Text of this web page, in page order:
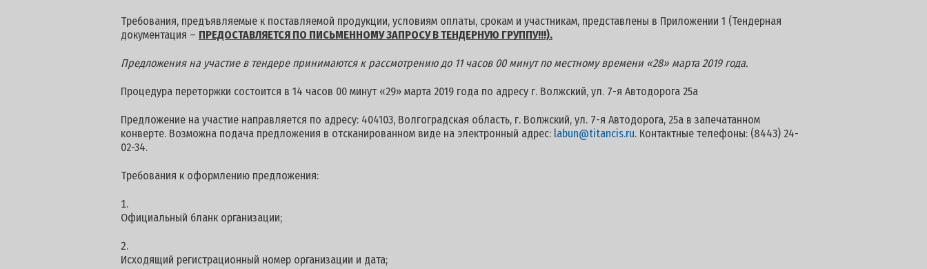
Требования, предъявляемые к поставляемой продукции, условиям оплаты, срокам и участникам, представлены в Приложении 1 (Тендерная
документация – ПРЕДОСТАВЛЯЕТСЯ ПО ПИСЬМЕННОМУ ЗАПРОСУ В ТЕНДЕРНУЮ ГРУППУ!!!).
Предложения на участие в тендере принимаются к рассмотрению до 11 часов 00 минут по местному времени «28» марта 2019 года.
Процедура переторжки состоится в 14 часов 00 минут «29» марта 2019 года по адресу г. Волжский, ул. 7-я Автодорога 25а
Предложение на участие направляется по адресу: 404103, Волгоградская область, г. Волжский, ул. 7-я Автодорога, 25а в запечатанном
конверте. Возможна подача предложения в отсканированном виде на электронный адрес: labun@titancis.ru. Контактные телефоны: (8443) 24-
02-34.
Требования к оформлению предложения:
Официальный бланк организации;
Исходящий регистрационный номер организации и дата;